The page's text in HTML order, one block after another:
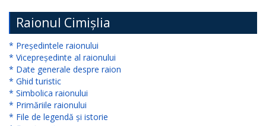
Subdiviziuni
Secretarul
consiliului
raional
Aparatul
Raionul Cimișlia
* Președintele raionului
* Vicepreședinte al raionului
* Date generale despre raion
* Ghid turistic
* Simbolica raionului
* Primăriile raionului
* File de legendă și istorie